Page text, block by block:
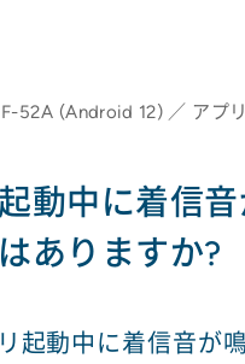
52A (Android 12) ／ アプ
動中に着信
ありますか?
起動中に着信音が